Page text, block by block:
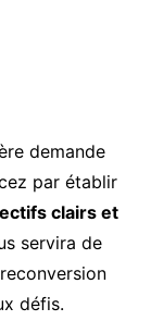
demande
par établir
clairs et
servira de
défis.